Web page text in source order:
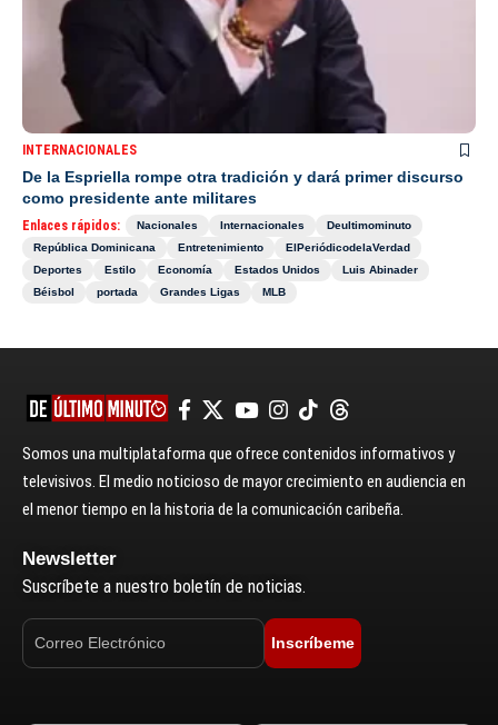
INTERNACIONALES
De la Espriella rompe otra tradición y dará primer discurso
como presidente ante militares
Enlaces rápidos: Nacionales Internacionales
Deultimominuto
República Dominicana
Entretenimiento
ElPeriódicodelaVerdad
Deportes
Estilo Economía Estados Unidos
Luis Abinader
Béisbol
portada Grandes Ligas MLB
Somos una multiplataforma que ofrece contenidos informativos y
televisivos. El medio noticioso de mayor crecimiento en audiencia en
el menor tiempo en la historia de la comunicación caribeña.
Newsletter
Suscríbete a nuestro boletín de noticias.
Inscríbeme